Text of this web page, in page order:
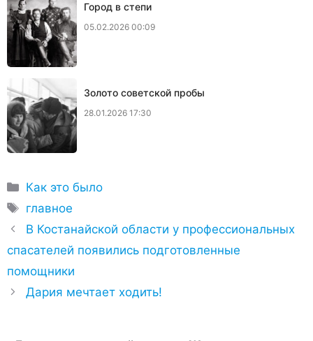
Город в степи
05.02.2026 00:09
Золото советской пробы
28.01.2026 17:30
Рубрики
Как это было
Метки
главное
В Костанайской области у профессиональных
спасателей появились подготовленные
помощники
Дария мечтает ходить!